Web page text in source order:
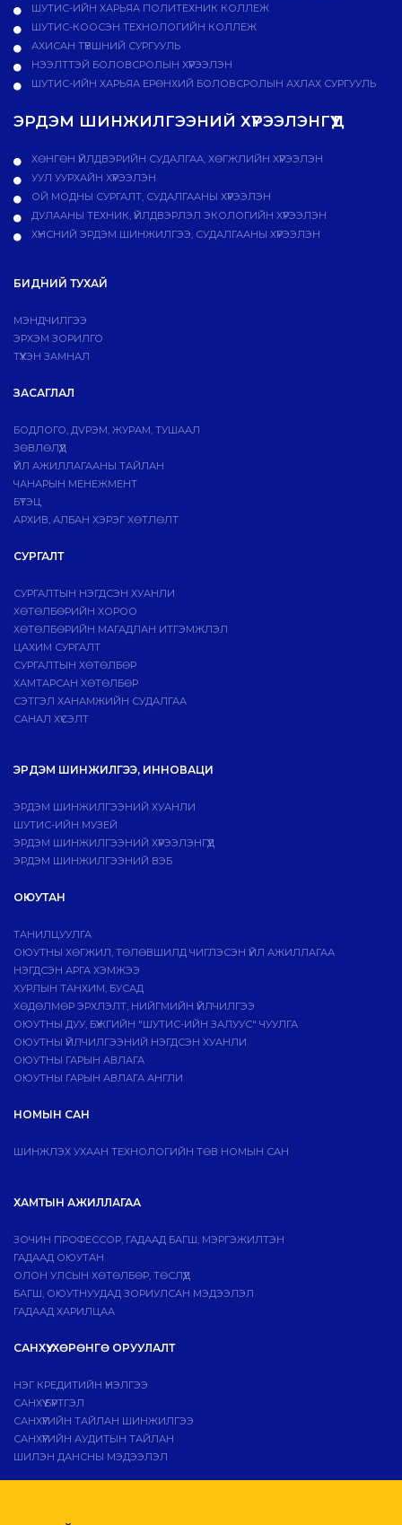
ШУТИС-ИЙН ХАРЬЯА ПОЛИТЕХНИК КОЛЛЕЖ
ШУТИС-КООСЭН ТЕХНОЛОГИЙН КОЛЛЕЖ
АХИСАН ТҮВШНИЙ СУРГУУЛЬ
НЭЭЛТТЭЙ БОЛОВСРОЛЫН ХҮРЭЭЛЭН
ШУТИС-ИЙН ХАРЬЯА ЕРӨНХИЙ БОЛОВСРОЛЫН АХЛАХ СУРГУУЛЬ
ЭРДЭМ ШИНЖИЛГЭЭНИЙ ХҮРЭЭЛЭНГҮҮД
ХӨНГӨН ҮЙЛДВЭРИЙН СУДАЛГАА, ХӨГЖЛИЙН ХҮРЭЭЛЭН
УУЛ УУРХАЙН ХҮРЭЭЛЭН
ОЙ МОДНЫ СУРГАЛТ, СУДАЛГААНЫ ХҮРЭЭЛЭН
ДУЛААНЫ ТЕХНИК, ҮЙЛДВЭРЛЭЛ ЭКОЛОГИЙН ХҮРЭЭЛЭН
ХҮНСНИЙ ЭРДЭМ ШИНЖИЛГЭЭ, СУДАЛГААНЫ ХҮРЭЭЛЭН
БИДНИЙ ТУХАЙ
МЭНДЧИЛГЭЭ
ЭРХЭМ ЗОРИЛГО
ТҮҮХЭН ЗАМНАЛ
ЗАСАГЛАЛ
БОДЛОГО, ДVРЭМ, ЖУРАМ, ТУШААЛ
ЗӨВЛӨЛҮҮД
ҮЙЛ АЖИЛЛАГААНЫ ТАЙЛАН
ЧАНАРЫН МЕНЕЖМЕНТ
БҮТЭЦ
АРХИВ, АЛБАН ХЭРЭГ ХӨТЛӨЛТ
СУРГАЛТ
СУРГАЛТЫН НЭГДСЭН ХУАНЛИ
ХӨТӨЛБӨРИЙН ХОРОО
ХӨТӨЛБӨРИЙН МАГАДЛАН ИТГЭМЖЛЭЛ
ЦАХИМ СУРГАЛТ
СУРГАЛТЫН ХӨТӨЛБӨР
ХАМТАРСАН ХӨТӨЛБӨР
СЭТГЭЛ ХАНАМЖИЙН СУДАЛГАА
САНАЛ ХҮСЭЛТ
ЭРДЭМ ШИНЖИЛГЭЭ, ИННОВАЦИ
ЭРДЭМ ШИНЖИЛГЭЭНИЙ ХУАНЛИ
ШУТИС-ИЙН МУЗЕЙ
ЭРДЭМ ШИНЖИЛГЭЭНИЙ ХҮРЭЭЛЭНГҮҮД
ЭРДЭМ ШИНЖИЛГЭЭНИЙ ВЭБ
ОЮУТАН
ТАНИЛЦУУЛГА
ОЮУТНЫ ХӨГЖИЛ, ТӨЛӨВШИЛД ЧИГЛЭСЭН ҮЙЛ АЖИЛЛАГАА
НЭГДСЭН АРГА ХЭМЖЭЭ
ХУРЛЫН ТАНХИМ, БУСАД
ХӨДӨЛМӨР ЭРХЛЭЛТ, НИЙГМИЙН ҮЙЛЧИЛГЭЭ
ОЮУТНЫ ДУУ, БҮЖГИЙН "ШУТИС-ИЙН ЗАЛУУС" ЧУУЛГА
ОЮУТНЫ ҮЙЛЧИЛГЭЭНИЙ НЭГДСЭН ХУАНЛИ
ОЮУТНЫ ГАРЫН АВЛАГА
ОЮУТНЫ ГАРЫН АВЛАГА АНГЛИ
НОМЫН САН
ШИНЖЛЭХ УХААН ТЕХНОЛОГИЙН ТӨВ НОМЫН САН
ХАМТЫН АЖИЛЛАГАА
ЗОЧИН ПРОФЕССОР, ГАДААД БАГШ, МЭРГЭЖИЛТЭН
ГАДААД ОЮУТАН
ОЛОН УЛСЫН ХӨТӨЛБӨР, ТӨСЛҮҮД
БАГШ, ОЮУТНУУДАД ЗОРИУЛСАН МЭДЭЭЛЭЛ
ГАДААД ХАРИЛЦАА
САНХҮҮ, ХӨРӨНГӨ ОРУУЛАЛТ
НЭГ КРЕДИТИЙН ҮНЭЛГЭЭ
САНХҮҮ БҮРТГЭЛ
САНХҮҮГИЙН ТАЙЛАН ШИНЖИЛГЭЭ
САНХҮҮГИЙН АУДИТЫН ТАЙЛАН
ШИЛЭН ДАНСНЫ МЭДЭЭЛЭЛ